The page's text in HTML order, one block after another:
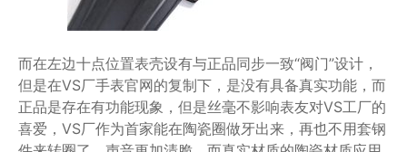
而在左边十点位置表壳设有与正品同步一致“阀门”设计，
但是在VS厂手表官网的复制下，是没有具备真实功能，而
正品是存在有功能现象，但是丝毫不影响表友对VS工厂的
喜爱，VS厂作为首家能在陶瓷圈做牙出来，再也不用套钢